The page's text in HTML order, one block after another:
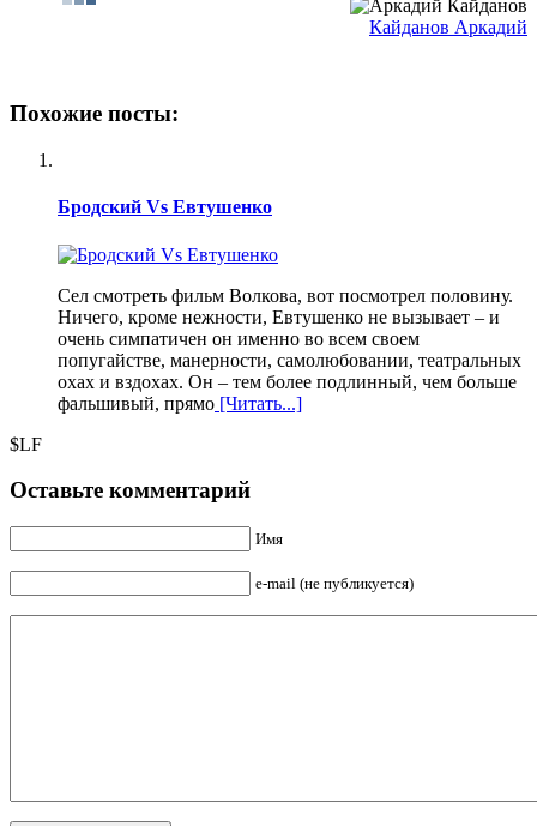
Кайданов Аркадий
Похожие посты:
Бродский Vs Евтушенко
Сел смотреть фильм Волкова, вот посмотрел половину.
Ничего, кроме нежности, Евтушенко не вызывает – и
очень симпатичен он именно во всем своем
попугайстве, манерности, самолюбовании, театральных
охах и вздохах. Он – тем более подлинный, чем больше
фальшивый, прямо [Читать...]
$LF
Оставьте комментарий
Имя
e-mail (не публикуется)